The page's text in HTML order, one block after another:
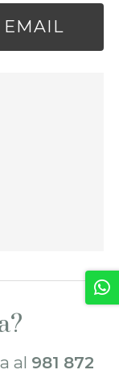
EMAIL
al 981 872